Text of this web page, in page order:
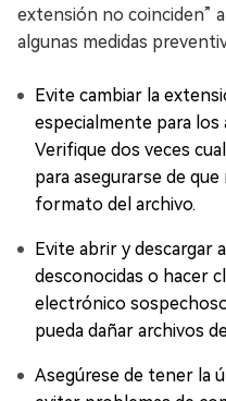
extensión no coinciden”
algunas medidas
Evite cambiar la
especialmente para los
Verifique dos veces
para asegurarse de
formato del archivo.
Evite abrir y descargar
desconocidas o hacer
electrónico
pueda dañar archivos
Asegúrese de tener la